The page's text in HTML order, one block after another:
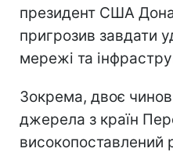
президент США
пригрозив завдати
мережі та
Зокрема, двоє
джерела з країн
високопоставлений